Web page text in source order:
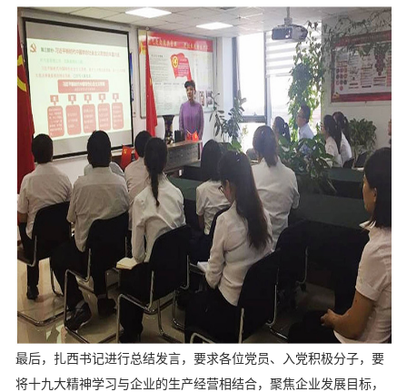
最后，扎西书记进行总结发言，要求各位党员、入党积极分子，要
将十九大精神学习与企业的生产经营相结合，聚焦企业发展目标，